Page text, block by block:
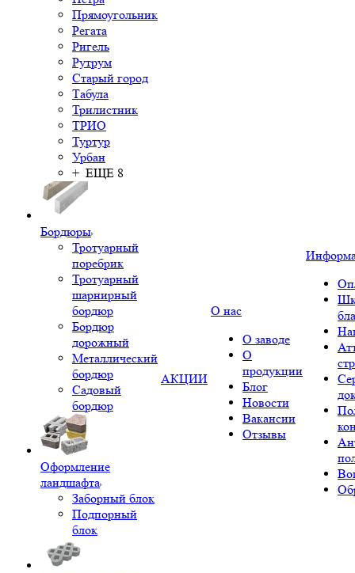
Прямоугольник
Регата
Ригель
Рутрум
Старый город
Табула
Трилистник
ТРИО
Туртур
Урбан
+ ЕЩЕ 8
Бордюры
Тротуарный
поребрик
Тротуарный
шарнирный
бордюр
Бордюр
дорожный
Металлический
бордюр
Садовый
бордюр
Оформление
ландшафта
Заборный блок
Подпорный
блок
АКЦИИ
О нас
О заводе
О
продукции
Блог
Новости
Вакансии
Отзывы